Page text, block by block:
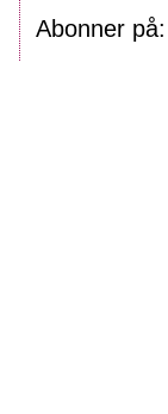
Abonner